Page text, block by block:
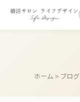
ホーム > ブログ